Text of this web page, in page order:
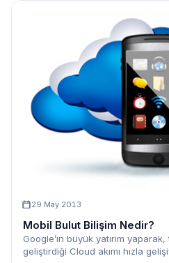
29 May 2013
Mobil Bulut Bilişim Nedir?
Google’ın büyük yatırım
geliştirdiği Cloud akımı hızla